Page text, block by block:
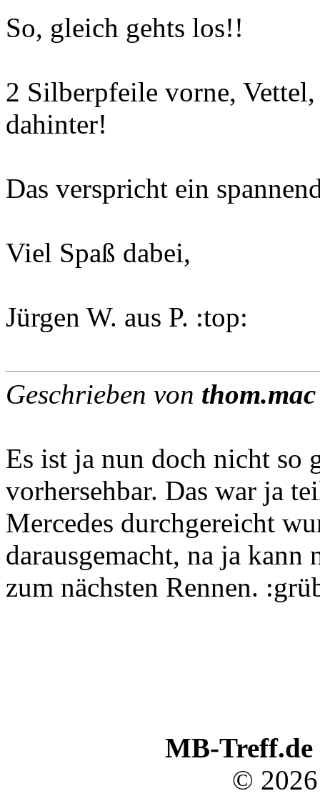
So, gleich gehts los!!
2 Silberpfeile vorne,
dahinter!
Das verspricht ein
Viel Spaß dabei,
Jürgen W. aus P. :top:
Geschrieben von thom.mac
Es ist ja nun doch nicht so
vorhersehbar. Das war ja
Mercedes durchgereicht
darausgemacht, na ja kann
zum nächsten Rennen.
MB-Treff.de
©